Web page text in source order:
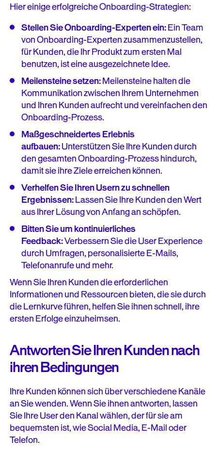
Hier einige erfolgreiche Onboarding-Strategien:
Stellen Sie Onboarding-Experten ein:Ein Team
von Onboarding-Experten zusammenzustellen,
für Kunden, die Ihr Produkt zum ersten Mal
benutzen, ist eine ausgezeichnete Idee.
Meilensteine setzen:Meilensteine halten die
Kommunikation zwischen Ihrem Unternehmen
und Ihren Kunden aufrecht und vereinfachen den
Onboarding-Prozess.
Maßgeschneidertes Erlebnis
aufbauen:Unterstützen Sie Ihre Kunden durch
den gesamten Onboarding-Prozess hindurch,
damit sie ihre Ziele erreichen können.
Verhelfen Sie Ihren Usern zu schnellen
Ergebnissen:Lassen Sie Ihre Kunden den Wert
aus Ihrer Lösung von Anfang an schöpfen.
Bitten Sie um kontinuierliches
Feedback:Verbessern Sie die User Experience
durch Umfragen, personalisierte E-Mails,
Telefonanrufe und mehr.
Wenn Sie Ihren Kunden die erforderlichen
Informationen und Ressourcen bieten, die sie durch
die Lernkurve führen, helfen Sie ihnen schnell, ihre
ersten Erfolge einzuheimsen.
Antworten Sie Ihren Kunden nach
ihren Bedingungen
Ihre Kunden können sich über verschiedene Kanäle
an Sie wenden. Wenn Sie ihnen antworten, lassen
Sie Ihre User den Kanal wählen, der für sie am
bequemsten ist, wie Social Media, E-Mail oder
Telefon.